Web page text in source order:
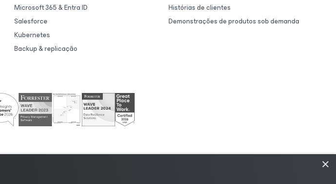
Microsoft 365 & Entra ID
Salesforce
Kubernetes
Backup & replicação
Histórias de clientes
Demonstrações de produtos sob demanda
×